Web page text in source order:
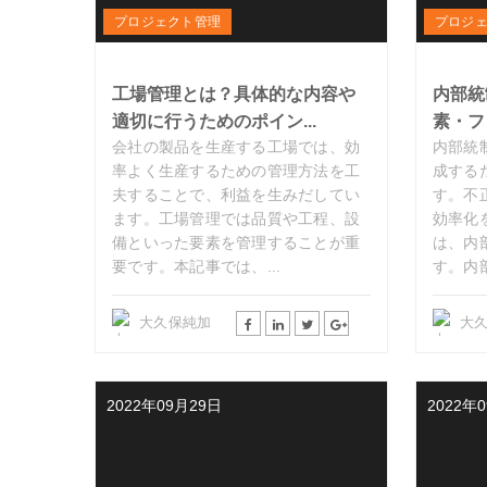
プロジェクト管理
工場管理とは？具体的な内容や
適切に行うためのポイン...
会社の製品を生産する工場では、効
率よく生産するための管理方法を工
夫することで、利益を生みだしてい
ます。工場管理では品質や工程、設
備といった要素を管理することが重
要です。本記事では、...
大久保純加
プロジ
内部
素・
内部統
成する
す。不
効率化
は、内
す。内
大
2022年09月29日 2022年